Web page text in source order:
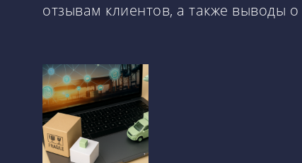
отзывам клиентов, а также выводы